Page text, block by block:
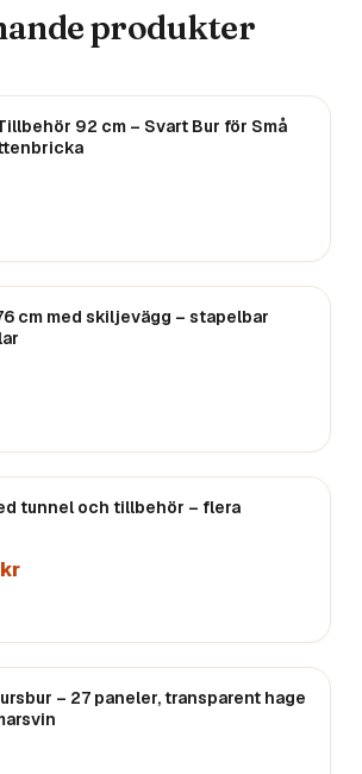
produkter
92 cm – Svart Bur för Små
cm med skiljevägg – stapelbar
tunnel och tillbehör – flera
– 27 paneler, transparent hage